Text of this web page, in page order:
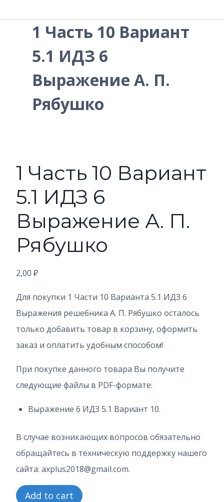
1 Часть 10 Вариант
5.1 ИДЗ 6
Выражение А. П.
Рябушко
1 Часть 10 Вариант
5.1 ИДЗ 6
Выражение А. П.
Рябушко
2,00 ₽
Для покупки 1 Части 10 Варианта 5.1 ИДЗ 6
Выражения решебника А. П. Рябушко осталось
только добавить товар в корзину, оформить
заказ и оплатить удобным способом!
При покупке данного товара Вы получите
следующие файлы в PDF-формате:
Выражение 6 ИДЗ 5.1 Вариант 10.
В случае возникающих вопросов обязательно
обращайтесь в техническую поддержку нашего
сайта: axplus2018@gmail.com.
1 Add to cart